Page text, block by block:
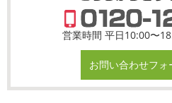
営業時間 平日10:00〜
お問い合わせフォ